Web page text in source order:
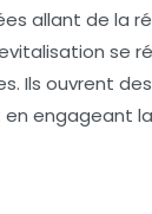
allant de la
se
Ils ouvrent
engageant